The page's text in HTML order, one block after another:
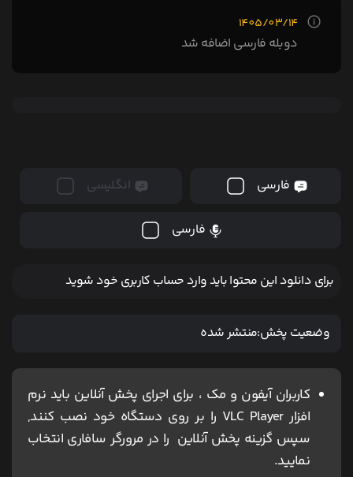
1405/03/14
دوبله فارسی اضافه شد
فارسی انگلیسی
فارسی
برای دانلود این محتوا باید وارد حساب کاربری خود شوید
وضعیت پخش:منتشر شده
کاربران آیفون و مک ، برای اجرای پخش آنلاین باید نرم
افزار VLC Player را بر روی دستگاه خود نصب کنند,
سپس گزینه پخش آنلاین را در مرورگر سافاری انتخاب
نمایید.